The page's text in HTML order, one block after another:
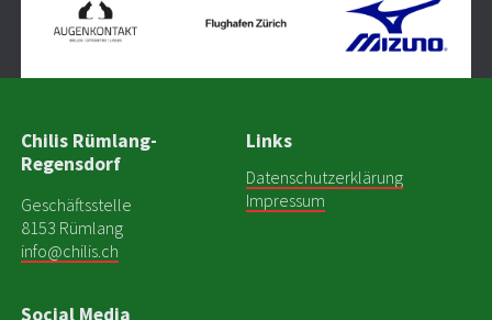
Chilis Rümlang-
Regensdorf
Geschäftsstelle
8153 Rümlang
info@chilis.ch
Links
Datenschutzerklärung
Impressum
Social Media